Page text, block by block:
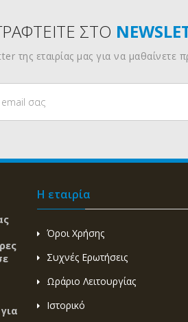
ΣΤΟ
της εταιρίας μας για να μαθαίνετε
Η εταιρία
Όροι Χρήσης
Συχνές Ερωτήσεις
Ωράριο Λειτουργίας
Ιστορικό